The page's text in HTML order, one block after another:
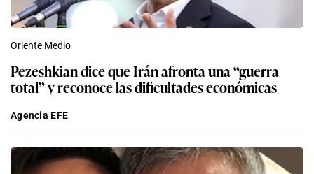
Oriente Medio
Pezeshkian dice que Irán afronta una “guerra
total” y reconoce las dificultades económicas
Agencia EFE